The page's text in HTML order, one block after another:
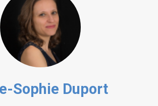
Sophie Duport